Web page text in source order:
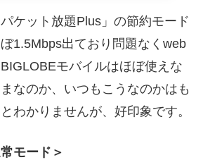
ケット放題Plus」の節約モード
1.5Mbps出ており問題なくweb
モバイルはほぼ使えな
なのか、いつもこうなのかはも
わかりませんが、好印象です。
モード＞